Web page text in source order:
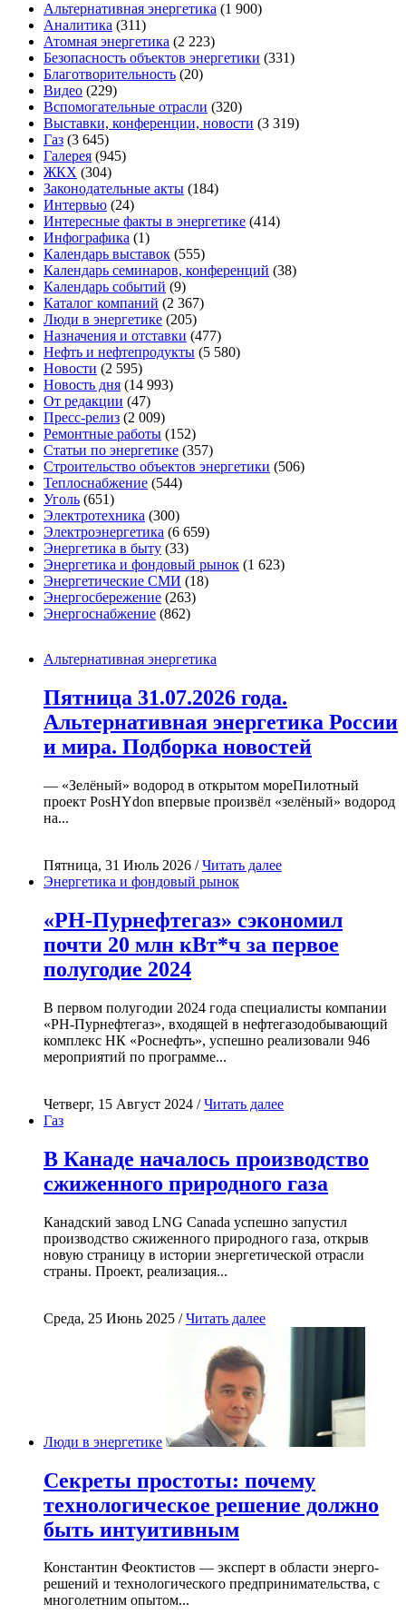
Альтернативная энергетика (1 900)
Аналитика (311)
Атомная энергетика (2 223)
Безопасность объектов энергетики (331)
Благотворительность (20)
Видео (229)
Вспомогательные отрасли (320)
Выставки, конференции, новости (3 319)
Газ (3 645)
Галерея (945)
ЖКХ (304)
Законодательные акты (184)
Интервью (24)
Интересные факты в энергетике (414)
Инфографика (1)
Календарь выставок (555)
Календарь семинаров, конференций (38)
Календарь событий (9)
Каталог компаний (2 367)
Люди в энергетике (205)
Назначения и отставки (477)
Нефть и нефтепродукты (5 580)
Новости (2 595)
Новость дня (14 993)
От редакции (47)
Пресс-релиз (2 009)
Ремонтные работы (152)
Статьи по энергетике (357)
Строительство объектов энергетики (506)
Теплоснабжение (544)
Уголь (651)
Электротехника (300)
Электроэнергетика (6 659)
Энергетика в быту (33)
Энергетика и фондовый рынок (1 623)
Энергетические СМИ (18)
Энергосбережение (263)
Энергоснабжение (862)
Альтернативная энергетика
Пятница 31.07.2026 года.
Альтернативная энергетика России
и мира. Подборка новостей
— «Зелёный» водород в открытом мореПилотный
проект PosHYdon впервые произвёл «зелёный» водород
на...
Пятница, 31 Июль 2026 /Читать далее
Энергетика и фондовый рынок
«РН-Пурнефтегаз» сэкономил
почти 20 млн кВт*ч за первое
полугодие 2024
В первом полугодии 2024 года специалисты компании
«РН-Пурнефтегаз», входящей в нефтегазодобывающий
комплекс НК «Роснефть», успешно реализовали 946
мероприятий по программе...
Четверг, 15 Август 2024 /Читать далее
Газ
В Канаде началось производство
сжиженного природного газа
Канадский завод LNG Canada успешно запустил
производство сжиженного природного газа, открыв
новую страницу в истории энергетической отрасли
страны. Проект, реализация...
Среда, 25 Июнь 2025 /Читать далее
Люди в энергетике
Секреты простоты: почему
технологическое решение должно
быть интуитивным
Константин Феоктистов — эксперт в области энерго-
решений и технологического предпринимательства, с
многолетним опытом...